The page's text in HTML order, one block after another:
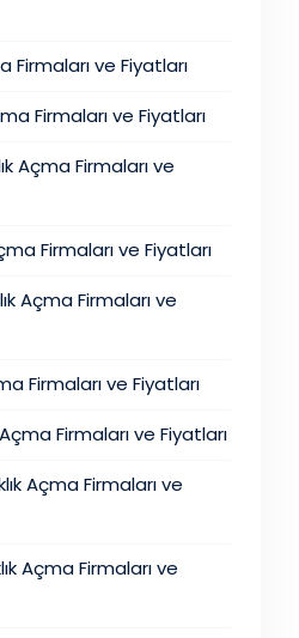
Firmaları ve Fiyatları
Firmaları ve Fiyatları
Açma Firmaları ve
Firmaları ve Fiyatları
Açma Firmaları ve
Firmaları ve Fiyatları
Açma Firmaları ve Fiyatları
Açma Firmaları ve
Açma Firmaları ve